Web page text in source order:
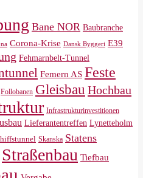
Bane NOR Baubranche
Corona-Krise Dansk Byggeri E39
Fehmarnbelt-Tunnel
Femern AS Feste
Follobanen Gleisbau Hochbau
Infrastrukturinvestitionen
Lieferantentreffen Lynetteholm
Skanska Statens
Straßenbau Tiefbau